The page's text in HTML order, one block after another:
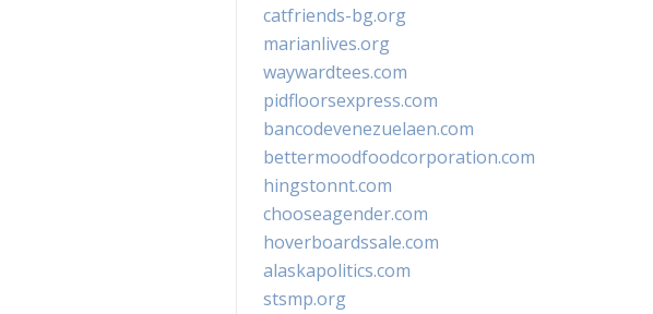
catfriends-bg.org
marianlives.org
waywardtees.com
pidfloorsexpress.com
bancodevenezuelaen.com
bettermoodfoodcorporation.com
hingstonnt.com
chooseagender.com
hoverboardssale.com
alaskapolitics.com
stsmp.org